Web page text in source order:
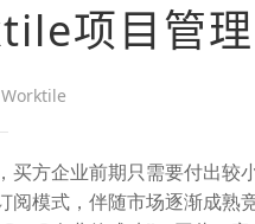
国内率先覆盖 OKR
IT研发与运维
发现最新的产品
解洞察
项目管
Worktile
买方企业前期只需要付出较
阅模式，伴随市场逐渐成熟